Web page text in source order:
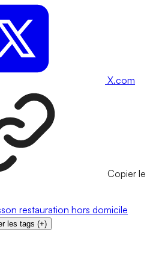
X.com
Copier le
restauration hors domicile
les tags (+)